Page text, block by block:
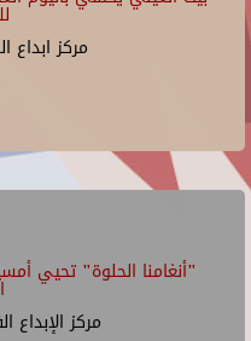
مركز ابداع
"أنغامنا الحلوة" تحيي
مركز